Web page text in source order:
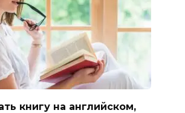
книгу на английском,